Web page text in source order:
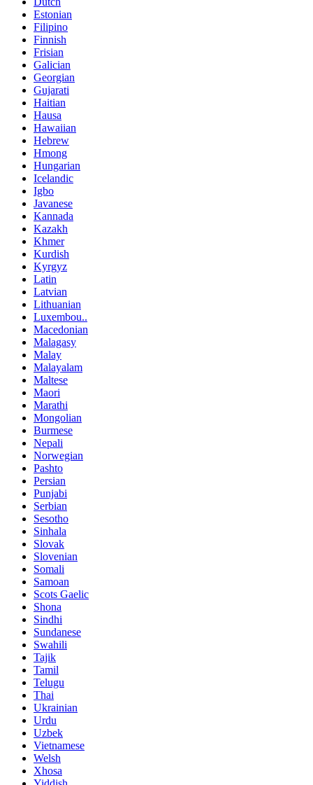
Estonian
Filipino
Finnish
Frisian
Galician
Georgian
Gujarati
Haitian
Hausa
Hawaiian
Hebrew
Hmong
Hungarian
Icelandic
Igbo
Javanese
Kannada
Kazakh
Khmer
Kurdish
Kyrgyz
Latin
Latvian
Lithuanian
Luxembou..
Macedonian
Malagasy
Malay
Malayalam
Maltese
Maori
Marathi
Mongolian
Burmese
Nepali
Norwegian
Pashto
Persian
Punjabi
Serbian
Sesotho
Sinhala
Slovak
Slovenian
Somali
Samoan
Scots Gaelic
Shona
Sindhi
Sundanese
Swahili
Tajik
Tamil
Telugu
Thai
Ukrainian
Urdu
Uzbek
Vietnamese
Welsh
Xhosa